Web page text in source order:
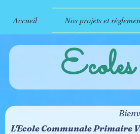
Accueil Nos projets et
Bienvenue sur le site
L'Ecole Communale Primaire